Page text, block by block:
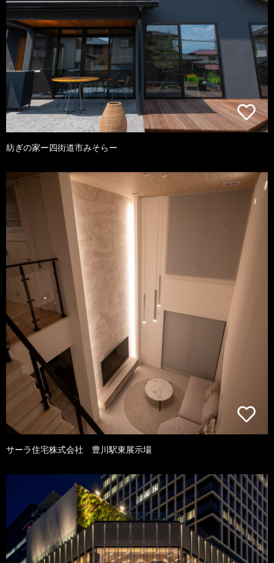
紡ぎの家ー四街道市みそらー
サーラ住宅株式会社 豊川駅東展示場